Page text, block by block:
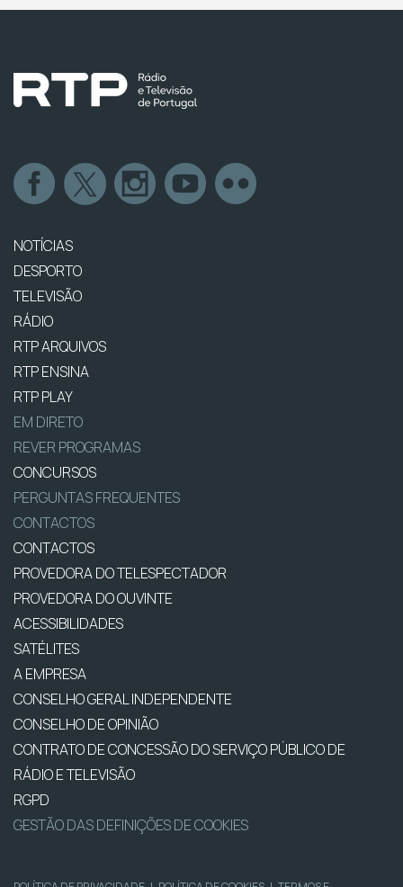
NOTÍCIAS
DESPORTO
TELEVISÃO
RÁDIO
RTP ARQUIVOS
RTP ENSINA
RTP PLAY
EM DIRETO
REVER PROGRAMAS
CONCURSOS
PERGUNTAS FREQUENTES
CONTACTOS
CONTACTOS
PROVEDORA DO TELESPECTADOR
PROVEDORA DO OUVINTE
ACESSIBILIDADES
SATÉLITES
A EMPRESA
CONSELHO GERAL INDEPENDENTE
CONSELHO DE OPINIÃO
CONTRATO DE CONCESSÃO DO SERVIÇO PÚBLICO DE
RÁDIO E TELEVISÃO
RGPD
GESTÃO DAS DEFINIÇÕES DE COOKIES